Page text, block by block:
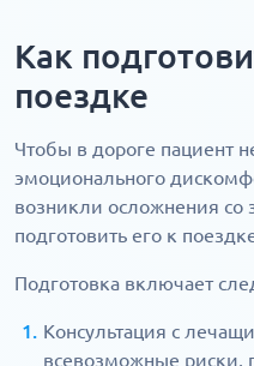
Как
поездке
Чтобы в дороге пациент
эмоционального
возникли осложнения
подготовить его к
Подготовка включает
Консультация с
всевозможные риски,